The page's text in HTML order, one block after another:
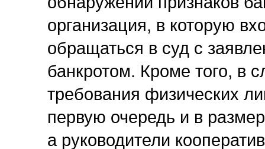
организация, в которую
обращаться в суд с
банкротом. Кроме того, в
требования физических
первую очередь и в
а руководители